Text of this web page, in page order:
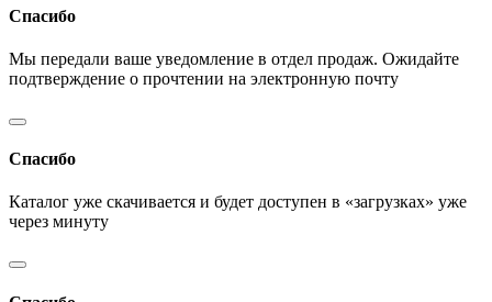
Спасибо
Мы передали ваше уведомление в отдел продаж. Ожидайте
подтверждение о прочтении на электронную почту
Спасибо
Каталог уже скачивается и будет доступен в «загрузках» уже
через минуту